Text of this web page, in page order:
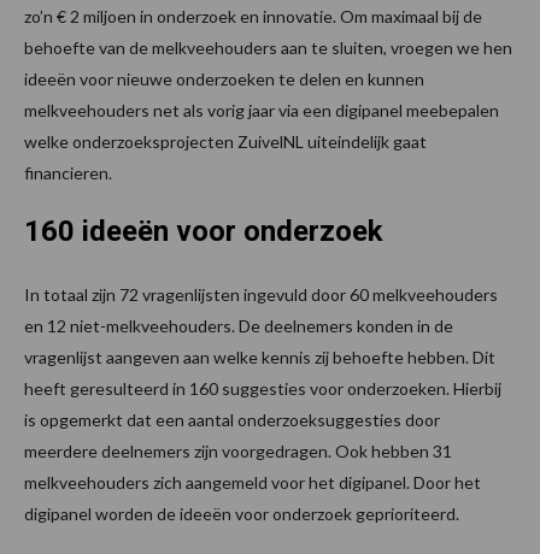
zo’n € 2 miljoen in onderzoek en innovatie. Om maximaal bij de
behoefte van de melkveehouders aan te sluiten, vroegen we hen
ideeën voor nieuwe onderzoeken te delen en kunnen
melkveehouders net als vorig jaar via een digipanel meebepalen
welke onderzoeksprojecten ZuivelNL uiteindelijk gaat
financieren.
160 ideeën voor onderzoek
In totaal zijn 72 vragenlijsten ingevuld door 60 melkveehouders
en 12 niet-melkveehouders. De deelnemers konden in de
vragenlijst aangeven aan welke kennis zij behoefte hebben. Dit
heeft geresulteerd in 160 suggesties voor onderzoeken. Hierbij
is opgemerkt dat een aantal onderzoeksuggesties door
meerdere deelnemers zijn voorgedragen. Ook hebben 31
melkveehouders zich aangemeld voor het digipanel. Door het
digipanel worden de ideeën voor onderzoek geprioriteerd.